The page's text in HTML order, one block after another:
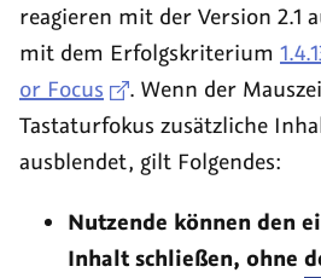
reagieren mit der Version 2.1
mit dem Erfolgskriterium
or Focus
. Wenn der
Tastaturfokus zusätzliche
ausblendet, gilt Folgendes:
Nutzende können den
Inhalt schließen, ohne